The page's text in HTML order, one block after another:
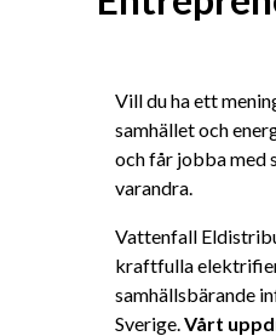
Vill du ha ett
samhället och
och får jobba med
varandra.
Vattenfall
kraftfulla
samhällsbärande
Sverige. Vårt